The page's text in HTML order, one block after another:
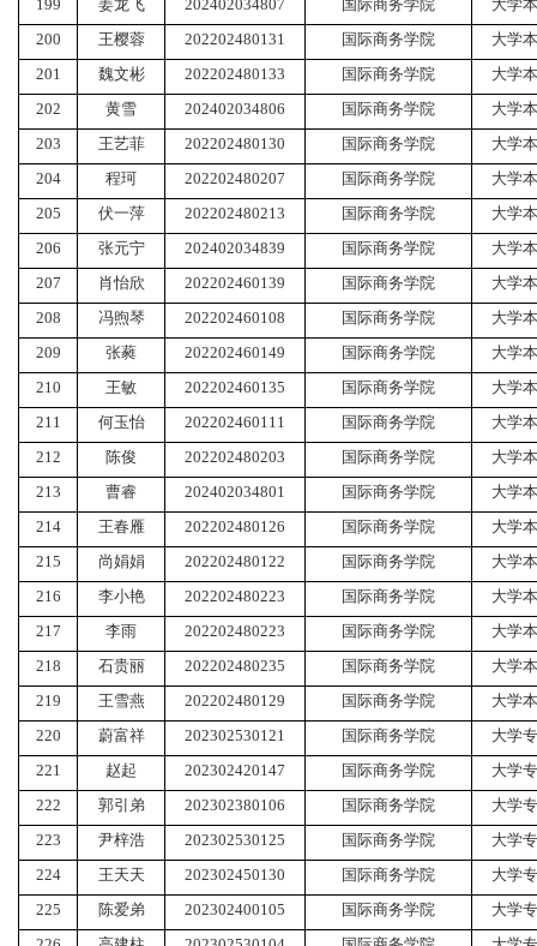
199 姜龙飞 202402034807 国际商务学院
大学
200
王樱蓉 202202480131 国际商务学院
大学
201
魏文彬 202202480133 国际商务学院
大学
202
黄雪 202402034806 国际商务学院
大学
203
王艺菲 202202480130 国际商务学院
大学
204
程珂 202202480207 国际商务学院
大学
205
伏一萍 202202480213 国际商务学院
大学
206
张元宁 202402034839 国际商务学院
大学
207
肖怡欣 202202460139 国际商务学院
大学
208
冯煦琴 202202460108 国际商务学院
大学
209
张蕤 202202460149 国际商务学院
大学
210
王敏 202202460135 国际商务学院
大学
211
何玉怡 202202460111 国际商务学院
大学
212
陈俊 202202480203 国际商务学院
大学
213
曹睿 202402034801 国际商务学院
大学
214
王春雁 202202480126 国际商务学院
大学
215
尚娟娟 202202480122 国际商务学院
大学
216
李小艳 202202480223 国际商务学院
大学
217
李雨 202202480223 国际商务学院
大学
218
石贵丽 202202480235 国际商务学院
大学
219
王雪燕 202202480129 国际商务学院
大学
220
蔚富祥 202302530121 国际商务学院
大学
221
赵起 202302420147 国际商务学院
大学
222
郭引弟 202302380106 国际商务学院
大学
223
尹梓浩 202302530125 国际商务学院
大学
224
王天天 202302450130 国际商务学院
大学
225
陈爱弟 202302400105 国际商务学院
大学